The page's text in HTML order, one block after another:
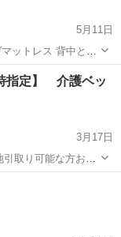
5月11日
ットレス 背中と脚
指定】 介護ベッ
3月17日
分解後の組み立て